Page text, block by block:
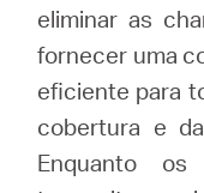
eliminar as
fornecer uma
eficiente para
cobertura e
Enquanto os